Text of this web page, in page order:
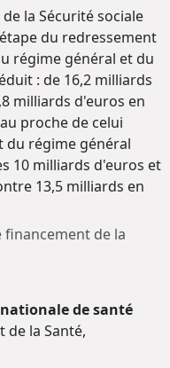
la Sécurité sociale
du redressement
régime général et du
: de 16,2 milliards
milliards d'euros en
proche de celui
du régime général
10 milliards d'euros et
13,5 milliards en
de la
de santé
de la Santé,